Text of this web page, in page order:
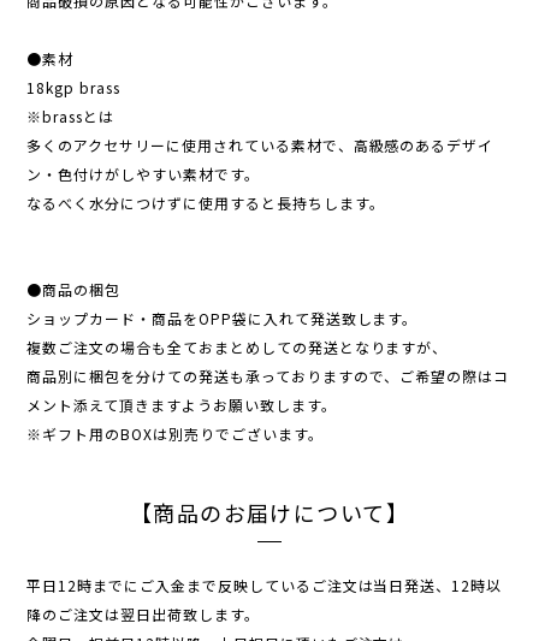
●素材
18kgp brass
※brassとは
多くのアクセサリーに使用されている素材で、高級感のあるデザイ
ン・色付けがしやすい素材です。
なるべく水分につけずに使用すると長持ちします。
●商品の梱包
ショップカード・商品をOPP袋に入れて発送致します。
複数ご注文の場合も全ておまとめしての発送となりますが、
商品別に梱包を分けての発送も承っておりますので、ご希望の際はコ
メント添えて頂きますようお願い致します。
※ギフト用のBOXは別売りでございます。
【商品のお届けについて】
平日12時までにご入金まで反映しているご注文は当日発送、12時以
降のご注文は翌日出荷致します。